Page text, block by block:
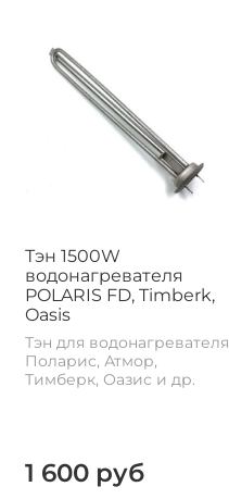
Тэн 1500W
водонагревателя
POLARIS FD, Timberk,
Oasis
Тэн для водонагревателя
Поларис, Атмор,
Тимберк, Оазис и др.
1 600 руб